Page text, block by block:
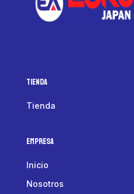
Tienda
Tienda
Empresa
Inicio
Nosotros